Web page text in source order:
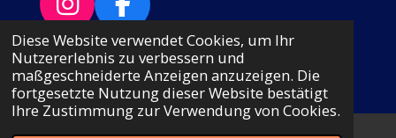
Diese Website verwendet Cookies, um Ihr
Nutzererlebnis zu verbessern und
maßgeschneiderte Anzeigen anzuzeigen. Die
fortgesetzte Nutzung dieser Website bestätigt
Ihre Zustimmung zur Verwendung von Cookies.
I
n
s
t
a
F
a
c
e
b
© 2023 - 2026 MAMULLASTYLE
Mit Unterstützung vonWebador